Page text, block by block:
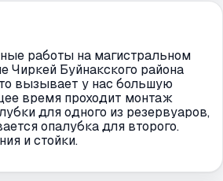
работы на магистральном
Чиркей Буйнакского района
вызывает у нас большую
время проходит монтаж
для одного из резервуаров,
опалубка для второго.
и стойки.